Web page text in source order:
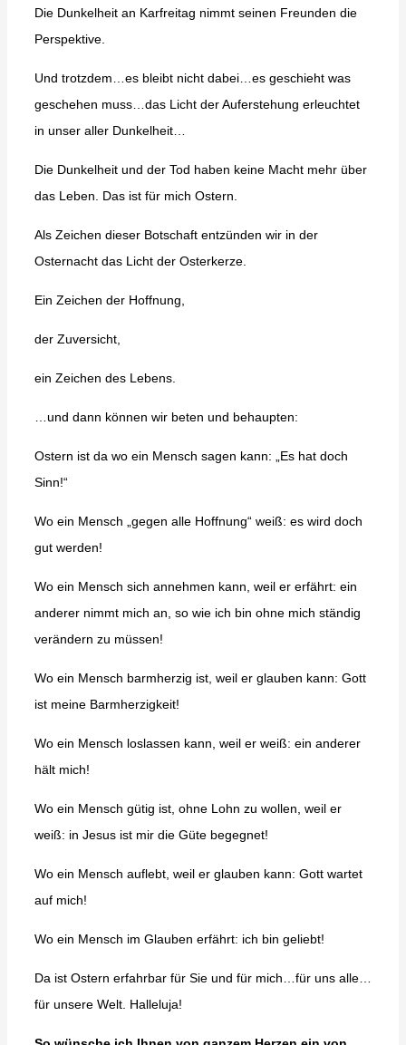
Die Dunkelheit an Karfreitag nimmt seinen Freunden die
Perspektive.
Und trotzdem…es bleibt nicht dabei…es geschieht was
geschehen muss…das Licht der Auferstehung erleuchtet
in unser aller Dunkelheit…
Die Dunkelheit und der Tod haben keine Macht mehr über
das Leben. Das ist für mich Ostern.
Als Zeichen dieser Botschaft entzünden wir in der
Osternacht das Licht der Osterkerze.
Ein Zeichen der Hoffnung,
der Zuversicht,
ein Zeichen des Lebens.
…und dann können wir beten und behaupten:
Ostern ist da wo ein Mensch sagen kann: „Es hat doch
Sinn!“
Wo ein Mensch „gegen alle Hoffnung“ weiß: es wird doch
gut werden!
Wo ein Mensch sich annehmen kann, weil er erfährt: ein
anderer nimmt mich an, so wie ich bin ohne mich ständig
verändern zu müssen!
Wo ein Mensch barmherzig ist, weil er glauben kann: Gott
ist meine Barmherzigkeit!
Wo ein Mensch loslassen kann, weil er weiß: ein anderer
hält mich!
Wo ein Mensch gütig ist, ohne Lohn zu wollen, weil er
weiß: in Jesus ist mir die Güte begegnet!
Wo ein Mensch auflebt, weil er glauben kann: Gott wartet
auf mich!
Wo ein Mensch im Glauben erfährt: ich bin geliebt!
Da ist Ostern erfahrbar für Sie und für mich…für uns alle…
für unsere Welt. Halleluja!